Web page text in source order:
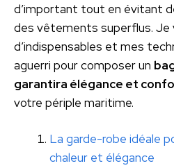
d’important tout en évitant
des vêtements superflus. Je
d’indispensables et mes
aguerri pour composer un
garantira élégance et
votre périple maritime.
La garde-robe idéale
chaleur et élégance